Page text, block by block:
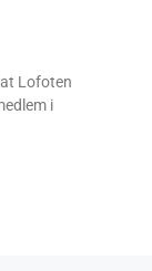
Lofoten
i